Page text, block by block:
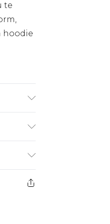
te
hoodie
€7.99
€17.99